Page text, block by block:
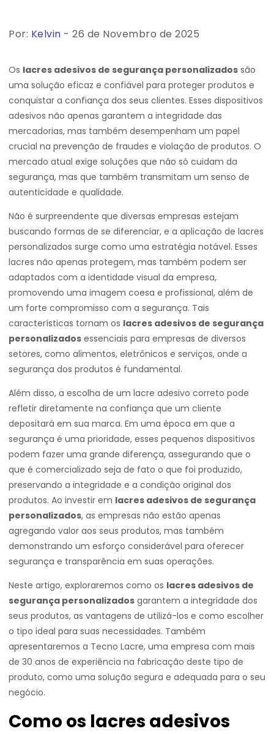
Por: Kelvin - 26 de Novembro de 2025
Os lacres adesivos de segurança personalizados são
uma solução eficaz e confiável para proteger produtos e
conquistar a confiança dos seus clientes. Esses dispositivos
adesivos não apenas garantem a integridade das
mercadorias, mas também desempenham um papel
crucial na prevenção de fraudes e violação de produtos. O
mercado atual exige soluções que não só cuidam da
segurança, mas que também transmitam um senso de
autenticidade e qualidade.
Não é surpreendente que diversas empresas estejam
buscando formas de se diferenciar, e a aplicação de lacres
personalizados surge como uma estratégia notável. Esses
lacres não apenas protegem, mas também podem ser
adaptados com a identidade visual da empresa,
promovendo uma imagem coesa e profissional, além de
um forte compromisso com a segurança. Tais
características tornam os lacres adesivos de segurança
personalizados essenciais para empresas de diversos
setores, como alimentos, eletrônicos e serviços, onde a
segurança dos produtos é fundamental.
Além disso, a escolha de um lacre adesivo correto pode
refletir diretamente na confiança que um cliente
depositará em sua marca. Em uma época em que a
segurança é uma prioridade, esses pequenos dispositivos
podem fazer uma grande diferença, assegurando que o
que é comercializado seja de fato o que foi produzido,
preservando a integridade e a condição original dos
produtos. Ao investir em lacres adesivos de segurança
personalizados, as empresas não estão apenas
agregando valor aos seus produtos, mas também
demonstrando um esforço considerável para oferecer
segurança e transparência em suas operações.
Neste artigo, exploraremos como os lacres adesivos de
segurança personalizados garantem a integridade dos
seus produtos, as vantagens de utilizá-los e como escolher
o tipo ideal para suas necessidades. Também
apresentaremos a Tecno Lacre, uma empresa com mais
de 30 anos de experiência na fabricação deste tipo de
produto, como uma solução segura e adequada para o seu
negócio.
Como os lacres adesivos